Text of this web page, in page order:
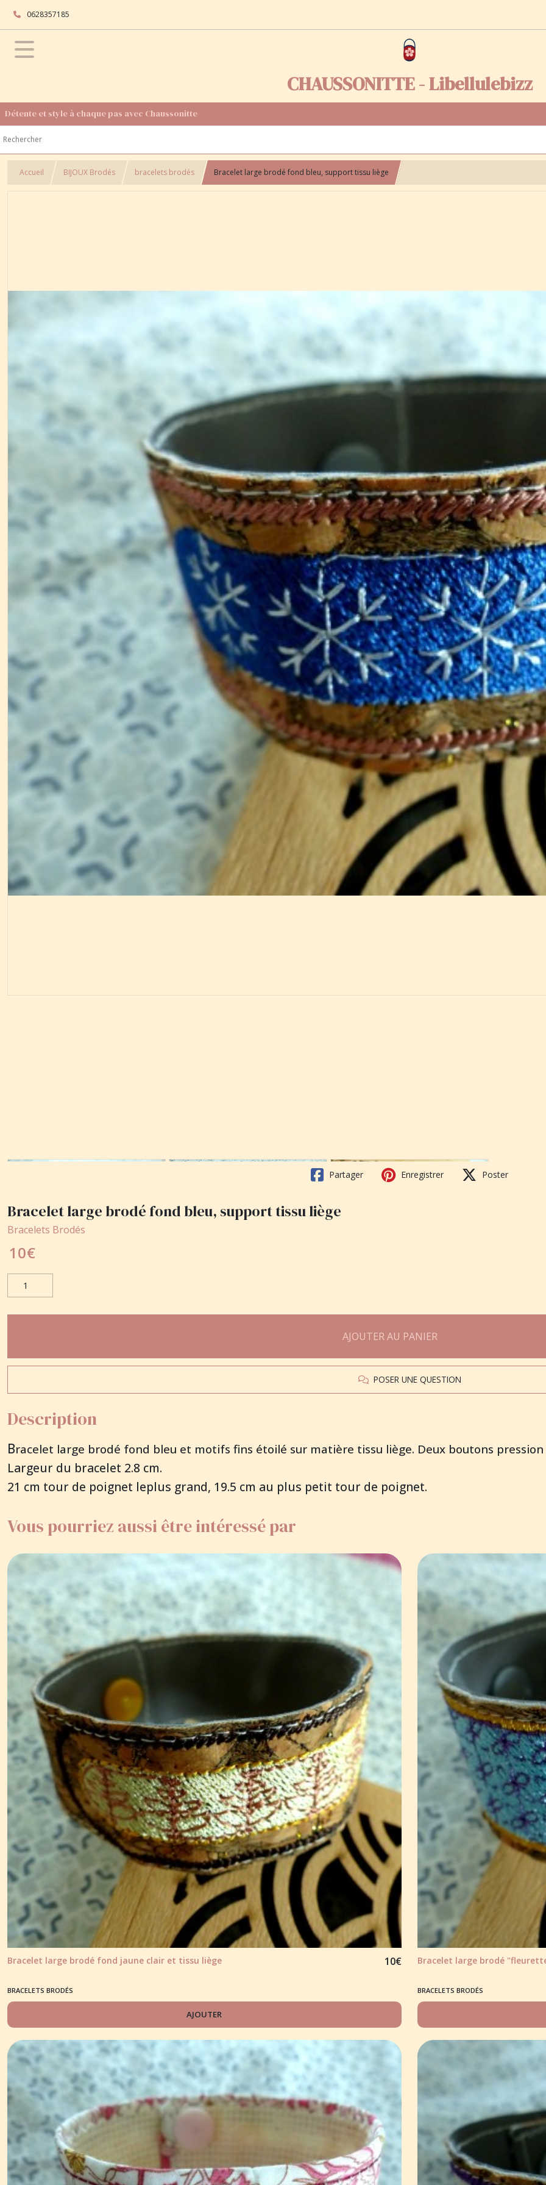
0628357185
CHAUSSONITTE - Libellulebizz
Détente et style à chaque pas avec Chaussonitte
Accueil BIJOUX Brodés bracelets brodés Bracelet large brodé fond bleu, support tissu liège
Partager Enregistrer Poster
Bracelet large brodé fond bleu, support tissu liège
Bracelets Brodés
10€
AJOUTER AU PANIER
POSER UNE QUESTION
Description
Bracelet large brodé fond bleu et motifs fins étoilé sur matière tissu liège. Deux boutons
Largeur du bracelet 2.8 cm.
21 cm tour de poignet leplus grand, 19.5 cm au plus petit tour de poignet.
Vous pourriez aussi être intéressé par
Bracelet large brodé fond jaune clair et tissu liège 10€
BRACELETS BRODÉS
AJOUTER
Bracelet large brodé
BRACELETS BRODÉS